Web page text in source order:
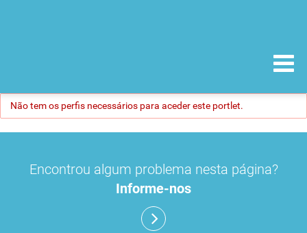
Não tem os perfis necessários para aceder este portlet.
Encontrou algum problema nesta página?
Informe-nos